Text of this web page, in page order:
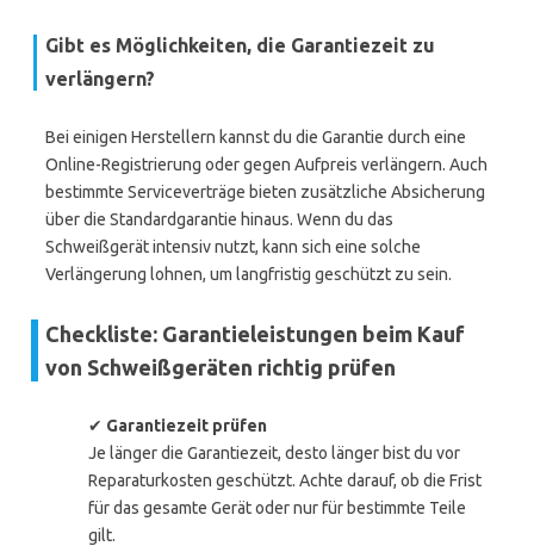
Gibt es Möglichkeiten, die Garantiezeit zu
verlängern?
Bei einigen Herstellern kannst du die Garantie durch eine
Online-Registrierung oder gegen Aufpreis verlängern. Auch
bestimmte Serviceverträge bieten zusätzliche Absicherung
über die Standardgarantie hinaus. Wenn du das
Schweißgerät intensiv nutzt, kann sich eine solche
Verlängerung lohnen, um langfristig geschützt zu sein.
Checkliste: Garantieleistungen beim Kauf
von Schweißgeräten richtig prüfen
✔ Garantiezeit prüfen
Je länger die Garantiezeit, desto länger bist du vor
Reparaturkosten geschützt. Achte darauf, ob die Frist
für das gesamte Gerät oder nur für bestimmte Teile
gilt.